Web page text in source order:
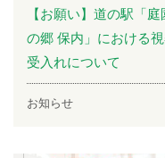
【お願い】道の駅「庭
の郷 保内」における
受入れについて
お知らせ